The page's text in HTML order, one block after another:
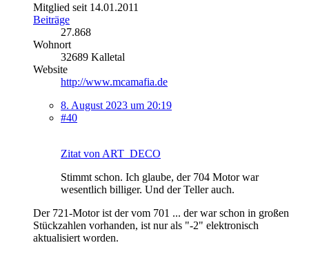
Mitglied seit 14.01.2011
Beiträge
27.868
Wohnort
32689 Kalletal
Website
http://www.mcamafia.de
8. August 2023 um 20:19
#40
Zitat von ART_DECO
Stimmt schon. Ich glaube, der 704 Motor war
wesentlich billiger. Und der Teller auch.
Der 721-Motor ist der vom 701 ... der war schon in großen
Stückzahlen vorhanden, ist nur als "-2" elektronisch
aktualisiert worden.